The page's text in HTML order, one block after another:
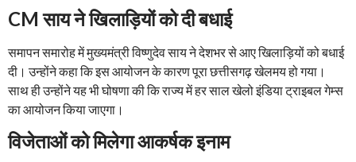
CM साय ने खिलाड़ियों को दी बधाई
समापन समारोह में मुख्यमंत्री विष्णुदेव साय ने देशभर से आए खिलाड़ियों को बधाई
दी। उन्होंने कहा कि इस आयोजन के कारण पूरा छत्तीसगढ़ खेलमय हो गया।
साथ ही उन्होंने यह भी घोषणा की कि राज्य में हर साल खेलो इंडिया ट्राइबल गेम्स
का आयोजन किया जाएगा।
विजेताओं को मिलेगा आकर्षक इनाम